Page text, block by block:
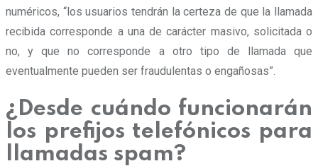
numéricos, “los usuarios tendrán la certeza de que la llamada
recibida corresponde a una de carácter masivo, solicitada o
no, y que no corresponde a otro tipo de llamada que
eventualmente pueden ser fraudulentas o engañosas”.
¿Desde cuándo funcionarán
los prefijos telefónicos para
llamadas spam?